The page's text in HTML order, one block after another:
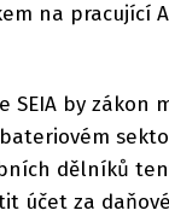
na pracující
SEIA by
dělníků
účet za